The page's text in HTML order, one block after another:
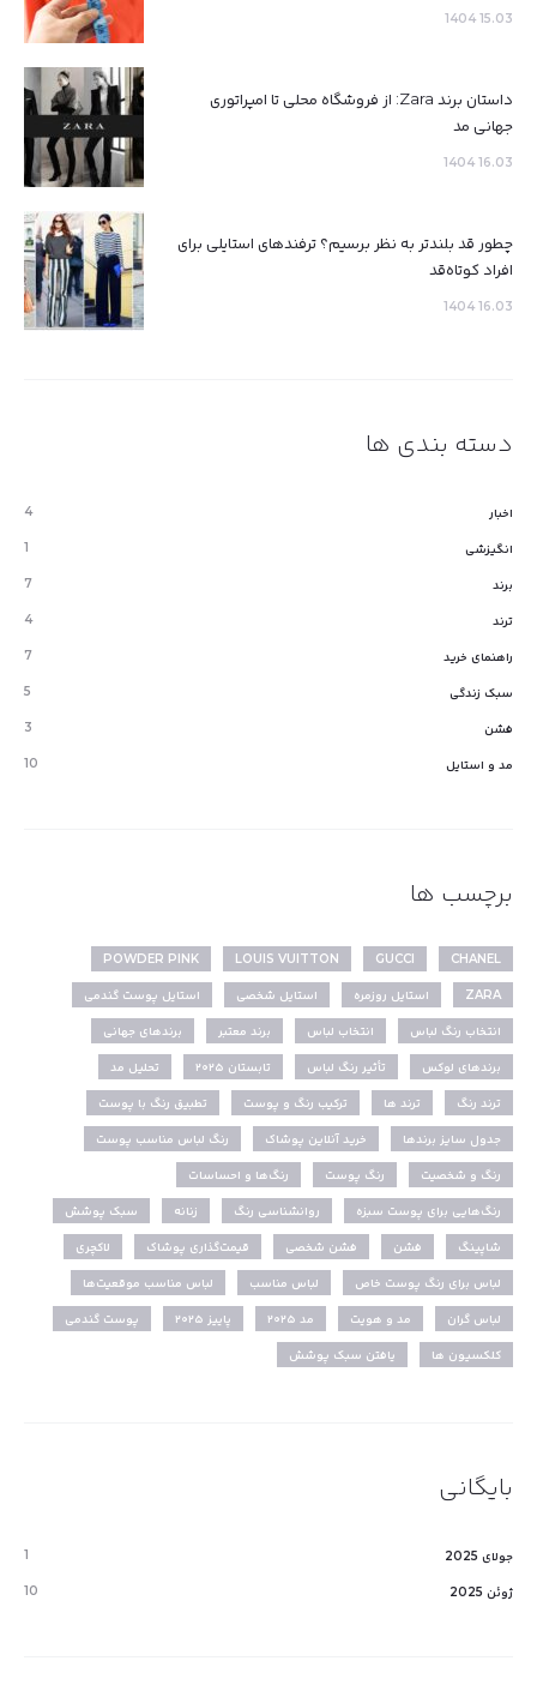
15.03 1404
داستان برند Zara: از فروشگاه محلی تا امپراتوری
جهانی مد
16.03 1404
چطور قد بلندتر به نظر برسیم؟ ترفندهای استایلی برای
افراد کوتاه‌قد
16.03 1404
دسته بندی ها
اخبار 4
انگیزشی 1
برند 7
ترند 4
راهنمای خرید 7
سبک زندگی 5
فشن 3
مد و استایل 10
برچسب ها
CHANEL
GUCCI
LOUIS VUITTON
POWDER PINK
ZARA استایل روزمره استایل شخصی استایل پوست گندمی
انتخاب رنگ لباس انتخاب لباس برند معتبر برندهای جهانی
برندهای لوکس تأثیر رنگ لباس تابستان ۲۰۲۵ تحلیل مد
ترند رنگ ترند ها ترکیب رنگ و پوست تطبیق رنگ با پوست
جدول سایز برندها خرید آنلاین پوشاک رنگ لباس مناسب پوست
رنگ و شخصیت رنگ پوست رنگ‌ها و احساسات
رنگ‌هایی برای پوست سبزه روانشناسی رنگ زنانه سبک پوشش
شاپینگ فشن فشن شخصی قیمت‌گذاری پوشاک لاکچری
لباس برای رنگ پوست خاص لباس مناسب لباس مناسب موقعیت‌ها
لباس گران مد و هویت مد ۲۰۲۵ پاییز ۲۰۲۵ پوست گندمی
کلکسیون ها یافتن سبک پوشش
بایگانی
جولای 2025 1
ژوئن 2025 10